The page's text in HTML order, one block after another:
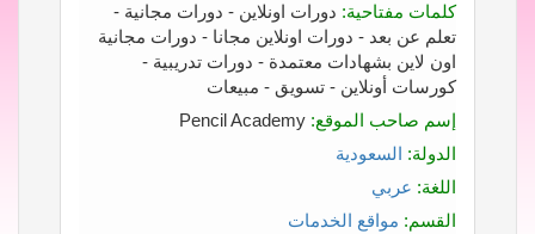
كلمات مفتاحية: دورات اونلاين - دورات مجانية -
تعلم عن بعد - دورات اونلاين مجانا - دورات مجانية
اون لاين بشهادات معتمدة - دورات تدريبية -
كورسات أونلاين - تسويق - مبيعات
إسم صاحب الموقع:
الدولة: السعودية
اللغة: عربي
القسم: مواقع الخدمات